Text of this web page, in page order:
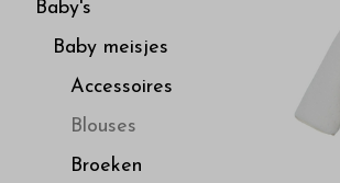
hoge
kwaliteit
Baby's
Baby meisjes
Accessoires
Blouses
Broeken